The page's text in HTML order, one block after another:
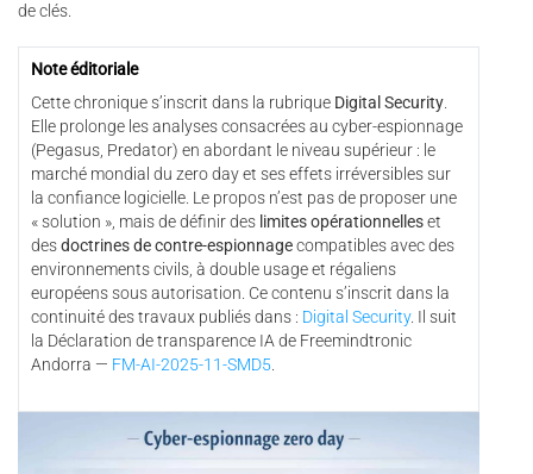
de clés.
Note éditoriale
Cette chronique s’inscrit dans la rubrique Digital Security.
Elle prolonge les analyses consacrées au cyber-espionnage
(Pegasus, Predator) en abordant le niveau supérieur : le
marché mondial du zero day et ses effets irréversibles sur
la confiance logicielle. Le propos n’est pas de proposer une
« solution », mais de définir des limites opérationnelleset
desdoctrines de contre-espionnagecompatibles avec des
environnements civils, à double usage et régaliens
européens sous autorisation. Ce contenu s’inscrit dans la
continuité des travaux publiés dans : Digital Security. Il suit
la Déclaration de transparence IA de Freemindtronic
Andorra — FM-AI-2025-11-SMD5.